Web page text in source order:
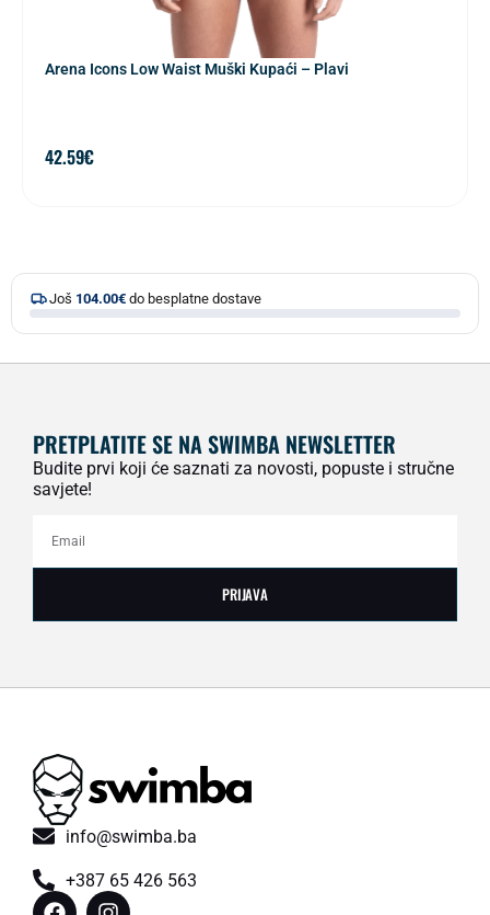
Arena Icons Low Waist Muški Kupaći – Plavi
42.59€
Još 104.00€ do besplatne dostave
PRETPLATITE SE NA SWIMBA NEWSLETTER
Budite prvi koji će saznati za novosti, popuste i stručne
savjete!
PRIJAVA
info@swimba.ba
+387 65 426 563